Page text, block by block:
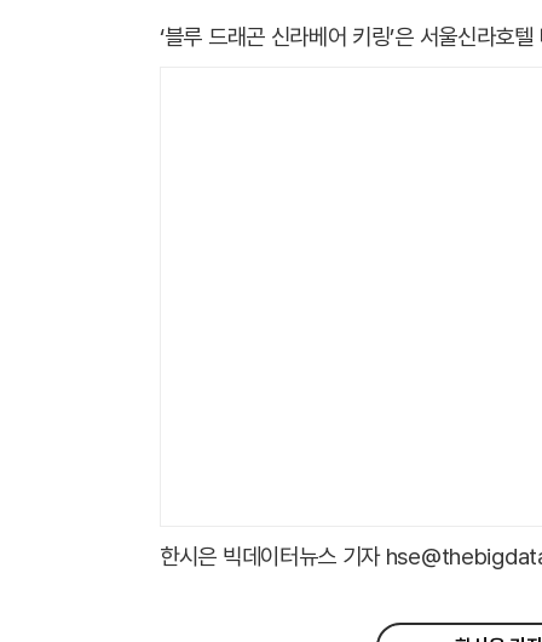
‘블루 드래곤 신라베어 키링’은 서울신라호
한시은 빅데이터뉴스 기자